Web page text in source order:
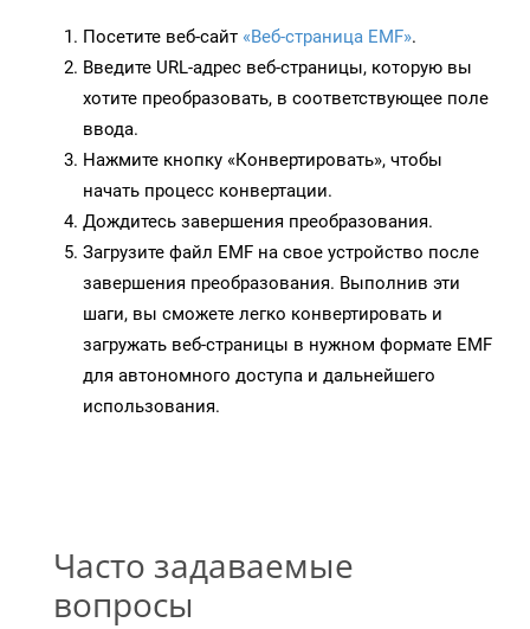
Посетите веб-сайт «Веб-страница EMF».
Введите URL-адрес веб-страницы, которую вы
хотите преобразовать, в соответствующее поле
ввода.
Нажмите кнопку «Конвертировать», чтобы
начать процесс конвертации.
Дождитесь завершения преобразования.
Загрузите файл EMF на свое устройство после
завершения преобразования. Выполнив эти
шаги, вы сможете легко конвертировать и
загружать веб-страницы в нужном формате EMF
для автономного доступа и дальнейшего
использования.
Часто задаваемые
вопросы